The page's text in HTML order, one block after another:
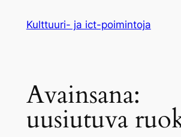
sisältöön
Kulttuuri- ja ict-poimintoja
Avainsana:
uusiutuva